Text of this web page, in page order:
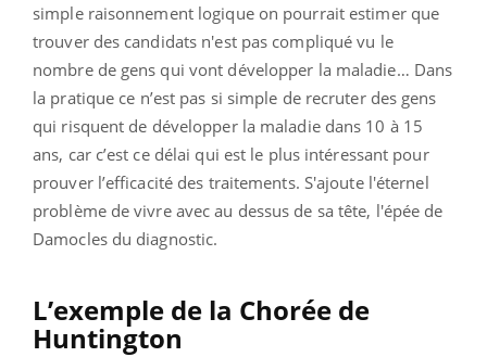
simple raisonnement logique on pourrait estimer que
trouver des candidats n'est pas compliqué vu le
nombre de gens qui vont développer la maladie… Dans
la pratique ce n’est pas si simple de recruter des gens
qui risquent de développer la maladie dans 10 à 15
ans, car c’est ce délai qui est le plus intéressant pour
prouver l’efficacité des traitements. S'ajoute l'éternel
problème de vivre avec au dessus de sa tête, l'épée de
Damocles du diagnostic.
L’exemple de la Chorée de
Huntington